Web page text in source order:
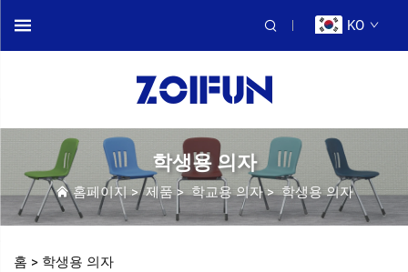
KO
학생용 의자
홈페이지>제품>학교용 의자>학생용 의자
홈 > 학생용 의자